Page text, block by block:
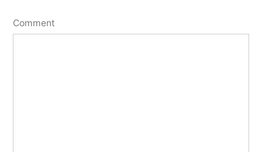
Comment